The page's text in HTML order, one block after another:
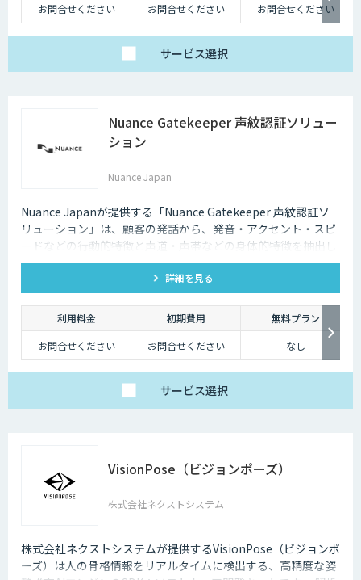
お問合せください
お問合せください お問合せください
サービス選択
Nuance Gatekeeper 声紋認証ソリュー
ション
Nuance Japan
Nuance Japanが提供する「Nuance Gatekeeper 声紋認証ソ
リューション」は、顧客の発話から、発音・アクセント・スピ
ードなどの行動的特徴と声道・声帯などの身体的特徴を抽出し
た「声紋（Voiceprint）」を利用し本人確認を可能にする生体
認証ソリューションです。
詳細を見る
利用料金 初期費用
無料プラン
お問合せください
お問合せください なし
サービス選択
VisionPose（ビジョンポーズ）
株式会社ネクストシステム
株式会社ネクストシステムが提供するVisionPose（ビジョンポ
ーズ）は人の骨格情報をリアルタイムに検出する、高精度な姿